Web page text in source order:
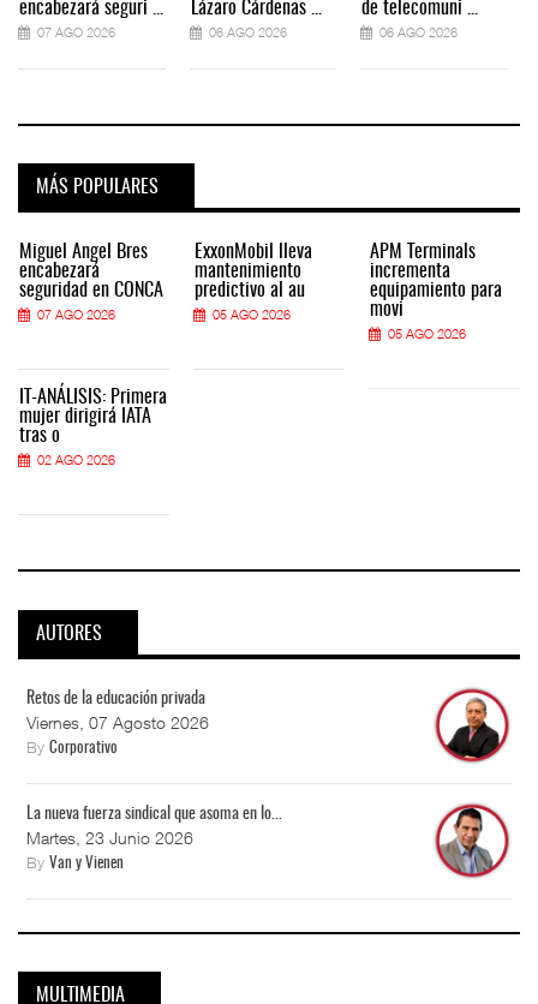
encabezará seguri ...
07 AGO 2026
Lázaro Cárdenas ...
06 AGO 2026
de telecomuni ...
06 AGO 2026
MÁS POPULARES
Miguel Ángel Bres
encabezará
seguridad en CONCA
07 AGO 2026
IT-ANÁLISIS: Primera
mujer dirigirá IATA
tras o
02 AGO 2026
ExxonMobil lleva
mantenimiento
predictivo al au
05 AGO 2026
APM Terminals
incrementa
equipamiento para
movi
05 AGO 2026
AUTORES
Retos de la educación privada
Viernes, 07 Agosto 2026
By Corporativo
La nueva fuerza sindical que asoma en lo...
Martes, 23 Junio 2026
By Van y Vienen
MULTIMEDIA